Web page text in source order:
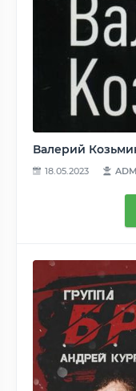
Валерий
18.05.2023